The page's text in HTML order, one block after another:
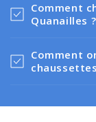
Comment
Quanailles ?
Comment